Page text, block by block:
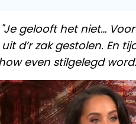
"Je gelooft het niet…
d’r zak gestolen. En
even stilgelegd